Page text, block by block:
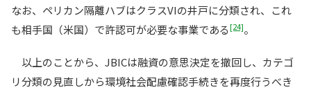
なお、ペリカン隔離ハブはクラスVIの井戸に分類され、これ
も相手国（米国）で許認可が必要な事業である[24]。
以上のことから、JBICは融資の意思決定を撤回し、カテゴ
リ分類の見直しから環境社会配慮確認手続きを再度行うべき